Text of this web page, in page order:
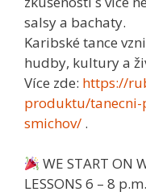
salsy a bachaty.
Karibské tance
hudby, kultury a
Více zde: https://
produktu/tanecni-
smichov/ .
WE START ON
LESSONS 6 – 8